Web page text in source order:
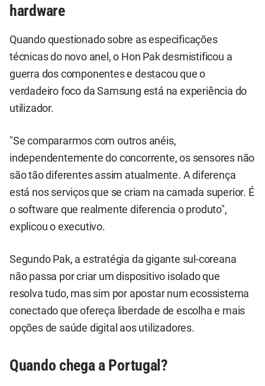
hardware
Quando questionado sobre as especificações
técnicas do novo anel, o Hon Pak desmistificou a
guerra dos componentes e destacou que o
verdadeiro foco da Samsung está na experiência do
utilizador.
"Se compararmos com outros anéis,
independentemente do concorrente, os sensores não
são tão diferentes assim atualmente. A diferença
está nos serviços que se criam na camada superior. É
o software que realmente diferencia o produto",
explicou o executivo.
Segundo Pak, a estratégia da gigante sul-coreana
não passa por criar um dispositivo isolado que
resolva tudo, mas sim por apostar num ecossistema
conectado que ofereça liberdade de escolha e mais
opções de saúde digital aos utilizadores.
Quando chega a Portugal?